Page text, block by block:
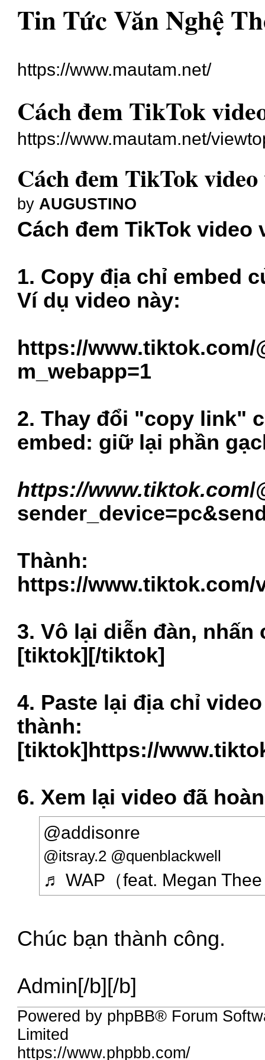
Tin Tức Văn Nghệ
https://www.mautam.net/
Cách đem TikTok
https://www.mautam.net/
Cách đem TikTok
by AUGUSTINO
Cách đem TikTok video
1. Copy địa chỉ embed
Ví dụ video này:
https://www.tiktok.com/
m_webapp=1
2. Thay đổi "copy link"
embed: giữ lại phần
https://www.tiktok.com/
Thành:
https://www.tiktok.com/
3. Vô lại diễn đàn,
[tiktok][/tiktok]
4. Paste lại địa chỉ
thành:
[tiktok]https://
6. Xem lại video đã
@addisonre
@itsray.2 @quenblackwell
♬ WAP（feat. Megan
Chúc bạn thành công.
Admin[/b][/b]
Powered by phpBB® Forum
Limited
https://www.phpbb.com/